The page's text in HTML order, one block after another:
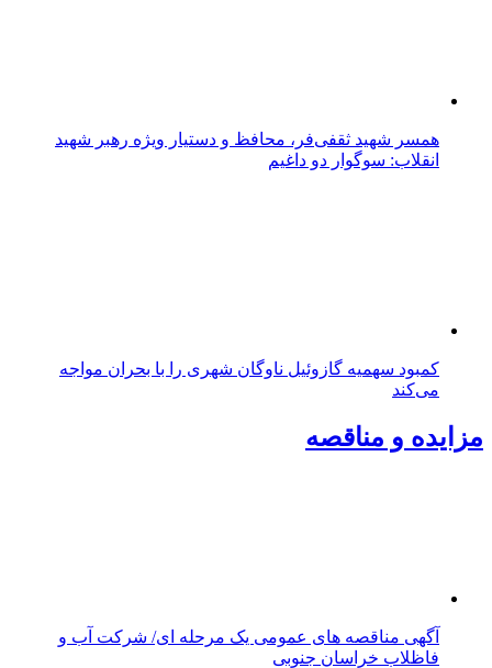
همسر شهید ثقفی‌فر، محافظ و دستیار ویژه رهبر شهید
انقلاب: سوگوار دو داغیم
کمبود سهمیه گازوئیل ناوگان شهری را با بحران مواجه
می‌کند
مزایده و مناقصه
آگهی مناقصه های عمومی یک مرحله ای/ شرکت آب و
فاظلاب خراسان جنوبی